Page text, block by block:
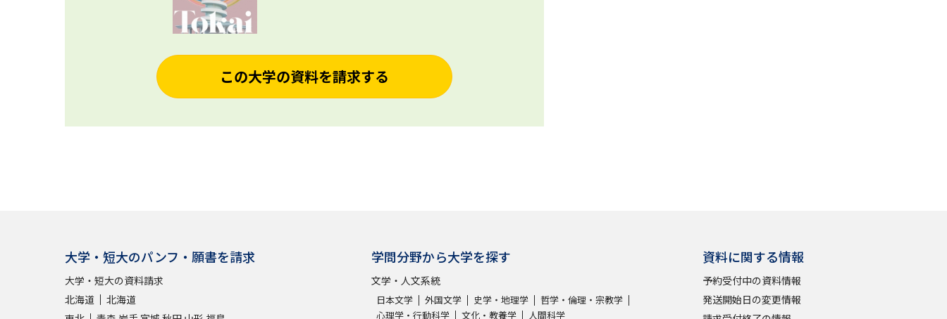
この大学の資料を請求する
大学・短大のパンフ・願書を請求
大学・短大の資料請求
北海道
北海道
学問分野から大学を探す
文学・人文系統
日本文学 外国文学 史学・地理学
哲学・倫理・宗教学
心理学・行動科学
文化・教養学 人間科学
資料に関する情報
予約受付中の資料情報
発送開始日の変更情報